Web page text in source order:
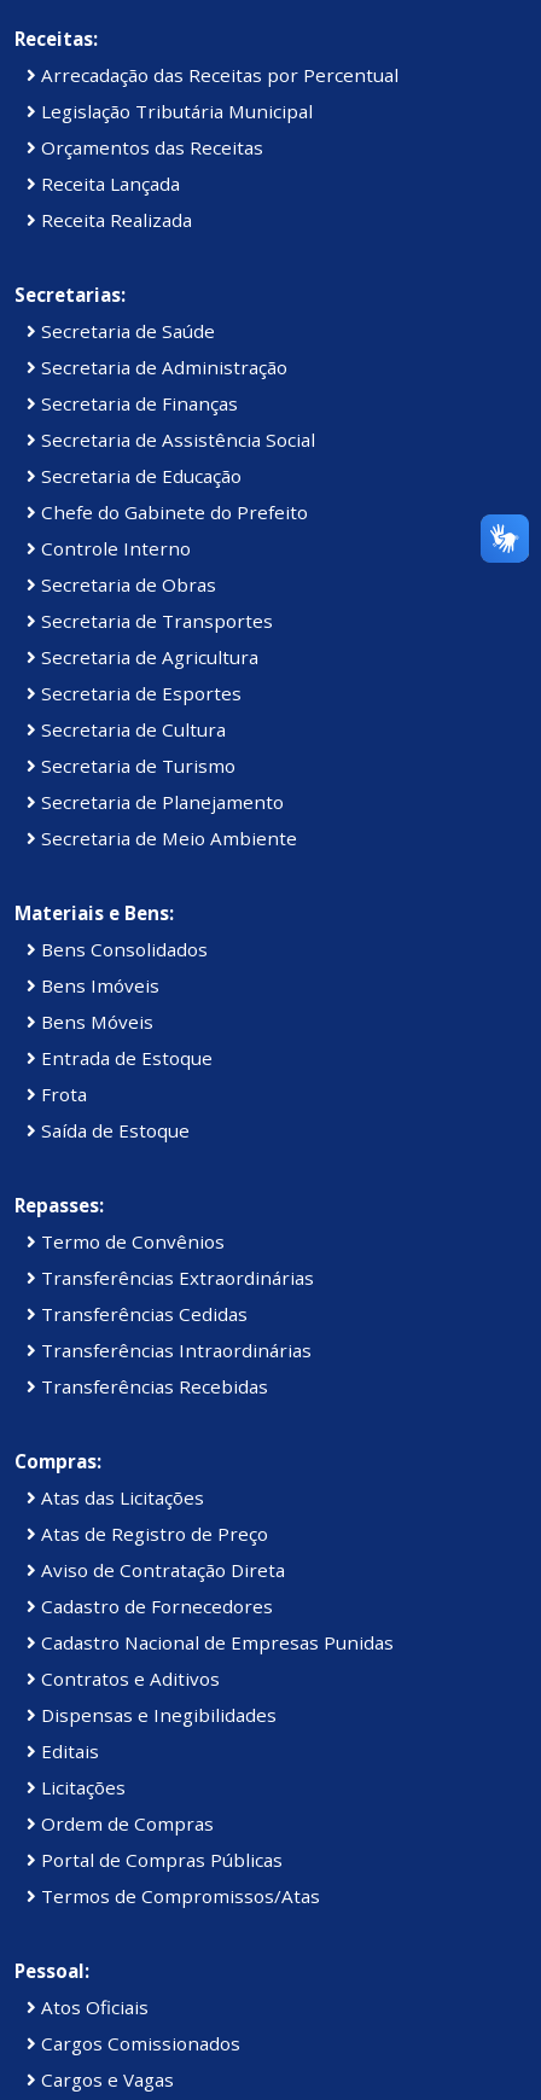
Receitas:
Arrecadação das Receitas por Percentual
Legislação Tributária Municipal
Orçamentos das Receitas
Receita Lançada
Receita Realizada
Secretarias:
Secretaria de Saúde
Secretaria de Administração
Secretaria de Finanças
Secretaria de Assistência Social
Secretaria de Educação
Chefe do Gabinete do Prefeito
Controle Interno
Secretaria de Obras
Secretaria de Transportes
Secretaria de Agricultura
Secretaria de Esportes
Secretaria de Cultura
Secretaria de Turismo
Secretaria de Planejamento
Secretaria de Meio Ambiente
Materiais e Bens:
Bens Consolidados
Bens Imóveis
Bens Móveis
Entrada de Estoque
Frota
Saída de Estoque
Repasses:
Termo de Convênios
Transferências Extraordinárias
Transferências Cedidas
Transferências Intraordinárias
Transferências Recebidas
Compras:
Atas das Licitações
Atas de Registro de Preço
Aviso de Contratação Direta
Cadastro de Fornecedores
Cadastro Nacional de Empresas Punidas
Contratos e Aditivos
Dispensas e Inegibilidades
Editais
Licitações
Ordem de Compras
Portal de Compras Públicas
Termos de Compromissos/Atas
Pessoal:
Atos Oficiais
Cargos Comissionados
Cargos e Vagas